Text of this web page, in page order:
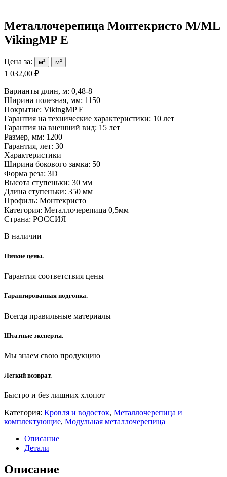
Металлочерепица Монтекристо M/ML
VikingMP E
Цена за: м² м²
1 032,00 ₽
Варианты длин, м: 0,48-8
Ширина полезная, мм: 1150
Покрытие: VikingMP Е
Гарантия на технические характеристики: 10 лет
Гарантия на внешний вид: 15 лет
Размер, мм: 1200
Гарантия, лет: 30
Характеристики
Ширина бокового замка: 50
Форма реза: 3D
Высота ступеньки: 30 мм
Длина ступеньки: 350 мм
Профиль: Монтекристо
Категория: Металлочерепица 0,5мм
Страна: РОССИЯ
В наличии
Низкие цены.
Гарантия соответствия цены
Гарантированная подгонка.
Всегда правильные материалы
Штатные эксперты.
Мы знаем свою продукцию
Легкий возврат.
Быстро и без лишних хлопот
Категория: Кровля и водосток, Металлочерепица и
комплектующие, Модульная металлочерепица
Описание
Детали
Описание